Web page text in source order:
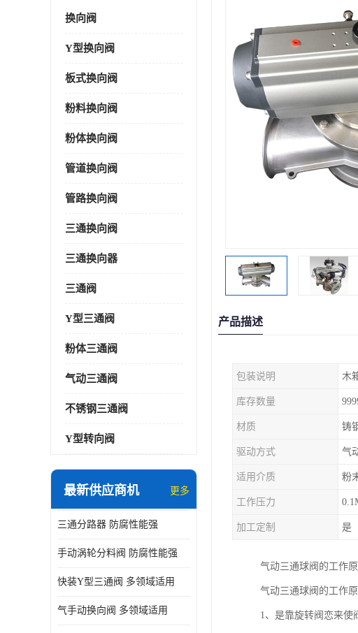
换向阀
Y型换向阀
板式换向阀
粉料换向阀
粉体换向阀
管道换向阀
管路换向阀
三通换向阀
三通换向器
三通阀
Y型三通阀
粉体三通阀
气动三通阀
不锈钢三通阀
Y型转向阀
最新供应商机 更多
三通分路器 防腐性能强
手动涡轮分料阀 防腐性能强
快装Y型三通阀 多领域适用
气手动换向阀 多领域适用
产品描述
包装说明 木
库存数量
材质 铸
驱动方式 气
适用介质 粉
工作压力
加工定制 是
气动三通球阀的工作
气动三通球阀的工作原
1、是靠旋转阀恋来使